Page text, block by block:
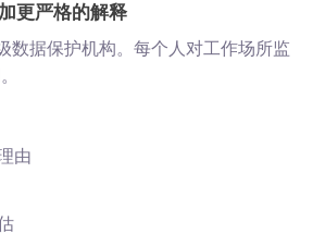
更严格的解释
数据保护机构。每个人对工作场所监
由